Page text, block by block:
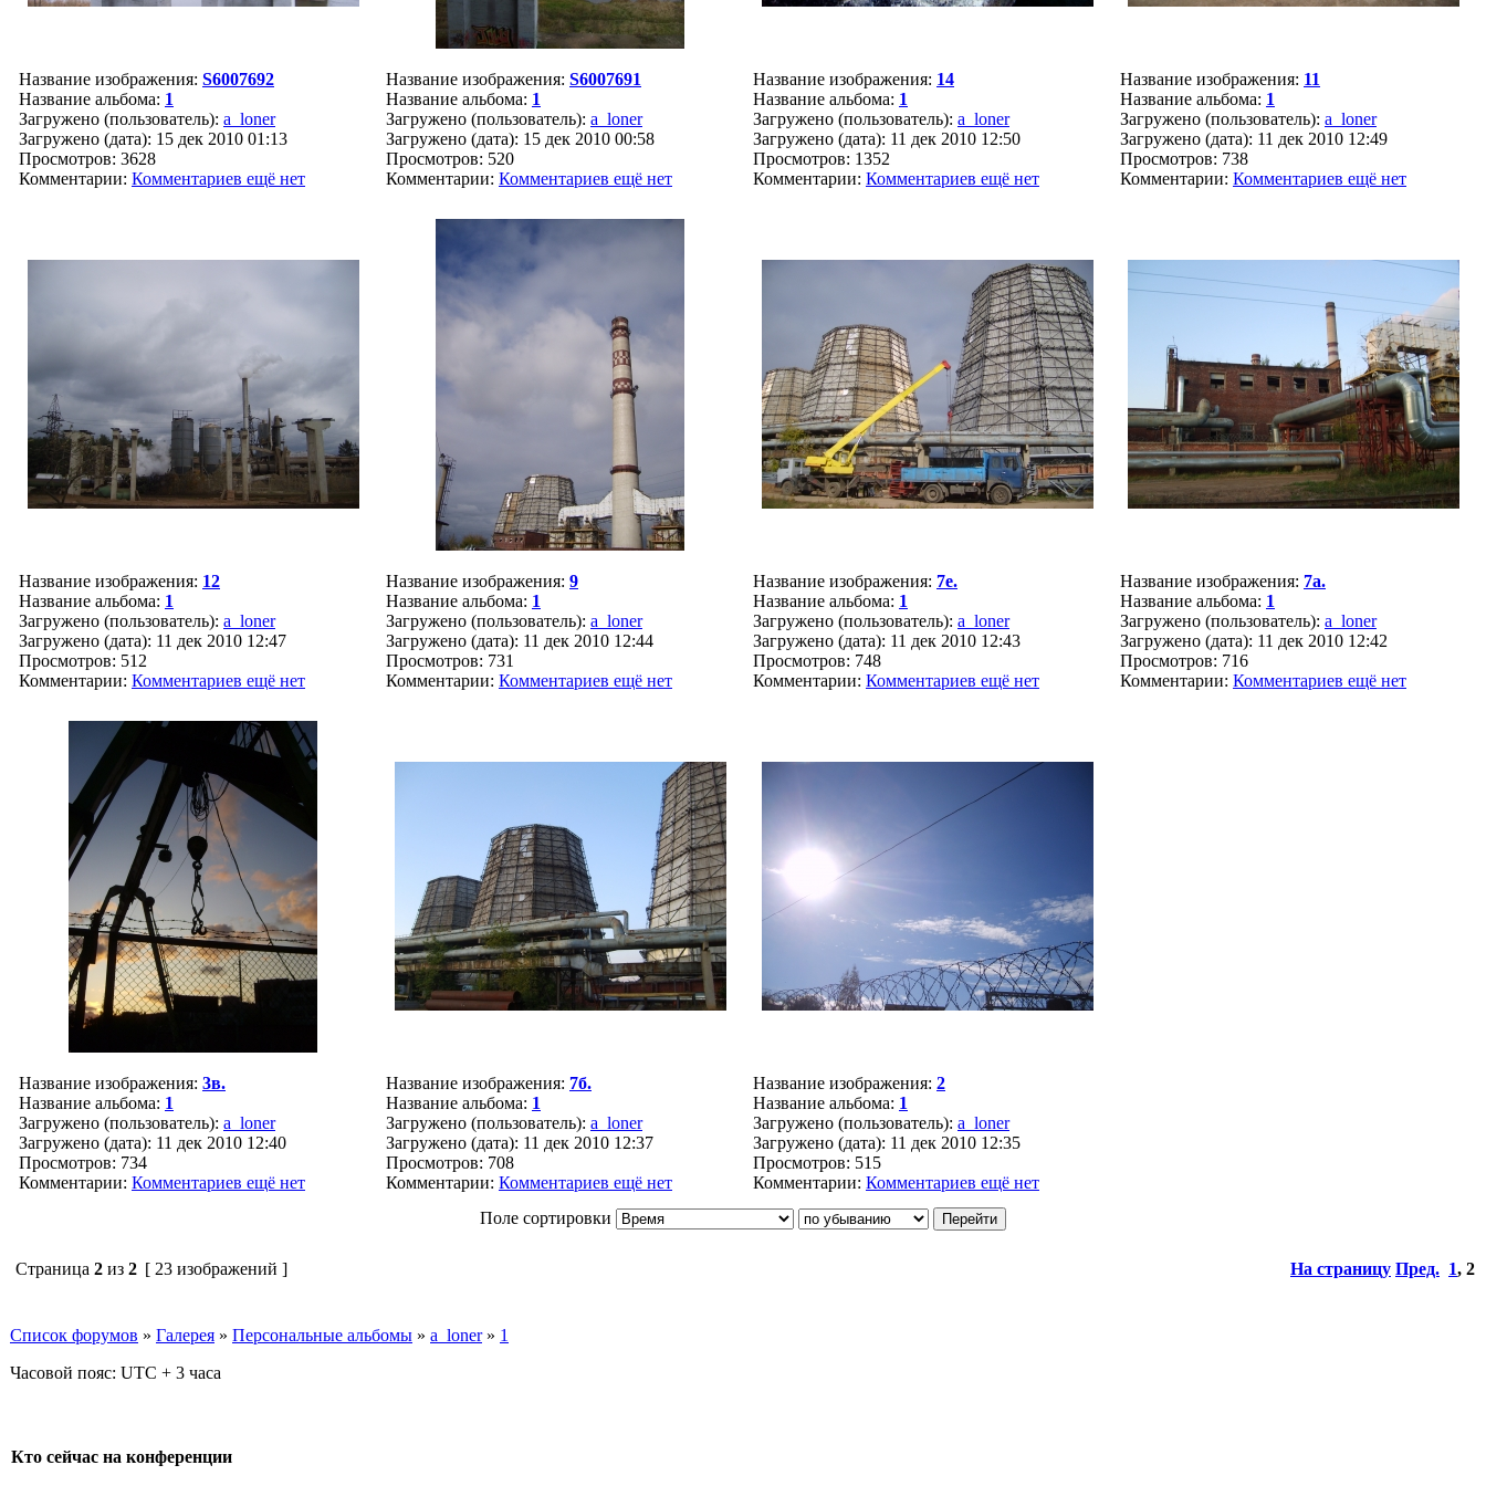
Название изображения: S6007692
Название альбома: 1
Загружено (пользователь): a_loner
Загружено (дата): 15 дек 2010 01:13
Просмотров: 3628
Комментарии: Комментариев ещё нет
Название изображения: S6007691
Название альбома: 1
Загружено (пользователь): a_loner
Загружено (дата): 15 дек 2010 00:58
Просмотров: 520
Комментарии: Комментариев ещё нет
Название изображения: 14
Название альбома: 1
Загружено (пользователь): a_loner
Загружено (дата): 11 дек 2010 12:50
Просмотров: 1352
Комментарии: Комментариев ещё нет
Название изображения: 11
Название альбома: 1
Загружено (пользователь): a_loner
Загружено (дата): 11 дек 2010 12:49
Просмотров: 738
Комментарии: Комментариев ещё нет
Название изображения: 12
Название альбома: 1
Загружено (пользователь): a_loner
Загружено (дата): 11 дек 2010 12:47
Просмотров: 512
Комментарии: Комментариев ещё нет
Название изображения: 9
Название альбома: 1
Загружено (пользователь): a_loner
Загружено (дата): 11 дек 2010 12:44
Просмотров: 731
Комментарии: Комментариев ещё нет
Название изображения: 7е.
Название альбома: 1
Загружено (пользователь): a_loner
Загружено (дата): 11 дек 2010 12:43
Просмотров: 748
Комментарии: Комментариев ещё нет
Название изображения: 7а.
Название альбома: 1
Загружено (пользователь): a_loner
Загружено (дата): 11 дек 2010 12:42
Просмотров: 716
Комментарии: Комментариев ещё нет
Название изображения: 3в.
Название альбома: 1
Загружено (пользователь): a_loner
Загружено (дата): 11 дек 2010 12:40
Просмотров: 734
Комментарии: Комментариев ещё нет
Название изображения: 7б.
Название альбома: 1
Загружено (пользователь): a_loner
Загружено (дата): 11 дек 2010 12:37
Просмотров: 708
Комментарии: Комментариев ещё нет
Название изображения: 2
Название альбома: 1
Загружено (пользователь): a_loner
Загружено (дата): 11 дек 2010 12:35
Просмотров: 515
Комментарии: Комментариев ещё нет
Поле сортировки
Страница 2 из 2 [ 23 изображений ] На страницу Пред. 1, 2
Список форумов » Галерея » Персональные альбомы » a_loner» 1
Часовой пояс: UTC + 3 часа
Кто сейчас на конференции